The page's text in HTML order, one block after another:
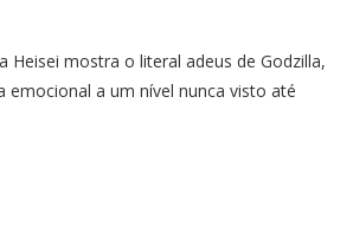
Heisei mostra o literal adeus de Godzilla,
emocional a um nível nunca visto até